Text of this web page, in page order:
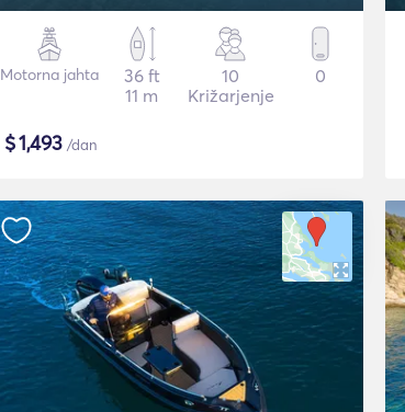
Motorna jahta
36 ft
11 m
10
Križarjenje
0
$1,493 /dan